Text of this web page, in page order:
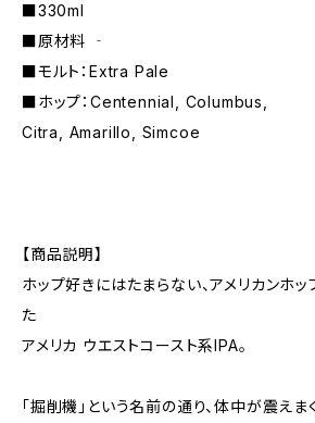
■330ml
■原材料 ‐
■モルト：Extra Pale
■ホップ：Centennial, Columbus,
Citra, Amarillo, Simcoe
【商品説明】
ホップ好きにはたまらない、アメリカンホ
た
アメリカ ウエストコースト系IPA。
「掘削機」という名前の通り、体中が震えま